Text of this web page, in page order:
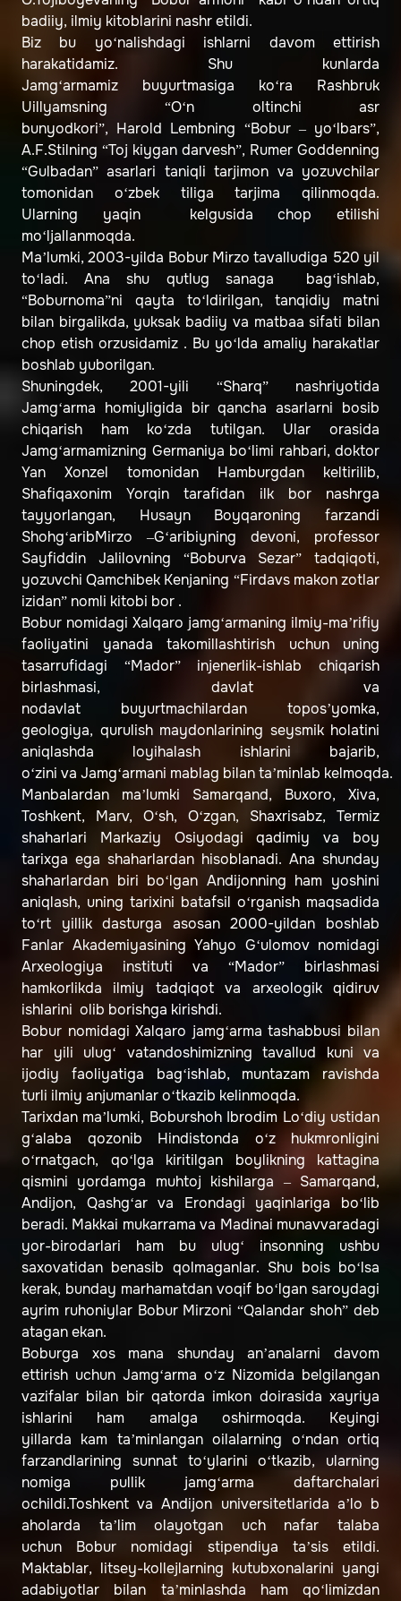
badiiy, ilmiy kitoblarini nashr etildi.
Biz bu yo‘nalishdagi ishlarni davom ettirish
harakatidamiz. Shu kunlarda
Jamg‘armamiz buyurtmasiga ko‘ra Rashbruk
Uillyamsning “O‘n oltinchi asr
bunyodkori”, Harold Lembning “Bobur – yo‘lbars”,
A.F.Stilning “Toj kiygan darvesh”, Rumer Goddenning
“Gulbadan” asarlari taniqli tarjimon va yozuvchilar
tomonidan o‘zbek tiliga tarjima qilinmoqda.
Ularning yaqin kelgusida chop etilishi
mo‘ljallanmoqda.
Ma’lumki, 2003-yilda Bobur Mirzo tavalludiga 520 yil
to‘ladi. Ana shu qutlug sanaga bag‘ishlab,
“Boburnoma”ni qayta to‘ldirilgan, tanqidiy matni
bilan birgalikda, yuksak badiiy va matbaa sifati bilan
chop etish orzusidamiz . Bu yo‘lda amaliy harakatlar
boshlab yuborilgan.
Shuningdek, 2001-yili “Sharq” nashriyotida
Jamg‘arma homiyligida bir qancha asarlarni bosib
chiqarish ham ko‘zda tutilgan. Ular orasida
Jamg‘armamizning Germaniya bo‘limi rahbari, doktor
Yan Xonzel tomonidan Hamburgdan keltirilib,
Shafiqaxonim Yorqin tarafidan ilk bor nashrga
tayyorlangan, Husayn Boyqaroning farzandi
Shohg‘aribMirzo –G‘aribiyning devoni, professor
Sayfiddin Jalilovning “Boburva Sezar” tadqiqoti,
yozuvchi Qamchibek Kenjaning “Firdavs makon zotlar
izidan” nomli kitobi bor .
Bobur nomidagi Xalqaro jamg‘armaning ilmiy-ma’rifiy
faoliyatini yanada takomillashtirish uchun uning
tasarrufidagi “Mador” injenerlik-ishlab chiqarish
birlashmasi, davlat va
nodavlat buyurtmachilardan topos’yomka,
geologiya, qurulish maydonlarining seysmik holatini
aniqlashda loyihalash ishlarini bajarib,
o‘zini va Jamg‘armani mablag bilan ta’minlab kelmoqda.
Manbalardan ma’lumki Samarqand, Buxoro, Xiva,
Toshkent, Marv, O‘sh, O‘zgan, Shaxrisabz, Termiz
shaharlari Markaziy Osiyodagi qadimiy va boy
tarixga ega shaharlardan hisoblanadi. Ana shunday
shaharlardan biri bo‘lgan Andijonning ham yoshini
aniqlash, uning tarixini batafsil o‘rganish maqsadida
to‘rt yillik dasturga asosan 2000-yildan boshlab
Fanlar Akademiyasining Yahyo G‘ulomov nomidagi
Arxeologiya instituti va “Mador” birlashmasi
hamkorlikda ilmiy tadqiqot va arxeologik qidiruv
ishlarini olib borishga kirishdi.
Bobur nomidagi Xalqaro jamg‘arma tashabbusi bilan
har yili ulug‘ vatandoshimizning tavallud kuni va
ijodiy faoliyatiga bag‘ishlab, muntazam ravishda
turli ilmiy anjumanlar o‘tkazib kelinmoqda.
Tarixdan ma’lumki, Boburshoh Ibrodim Lo‘diy ustidan
g‘alaba qozonib Hindistonda o‘z hukmronligini
o‘rnatgach, qo‘lga kiritilgan boylikning kattagina
qismini yordamga muhtoj kishilarga – Samarqand,
Andijon, Qashg‘ar va Erondagi yaqinlariga bo‘lib
beradi. Makkai mukarrama va Madinai munavvaradagi
yor-birodarlari ham bu ulug‘ insonning ushbu
saxovatidan benasib qolmaganlar. Shu bois bo‘lsa
kerak, bunday marhamatdan voqif bo‘lgan saroydagi
ayrim ruhoniylar Bobur Mirzoni “Qalandar shoh” deb
atagan ekan.
Boburga xos mana shunday an’analarni davom
ettirish uchun Jamg‘arma o‘z Nizomida belgilangan
vazifalar bilan bir qatorda imkon doirasida xayriya
ishlarini ham amalga oshirmoqda. Keyingi
yillarda kam ta’minlangan oilalarning o‘ndan ortiq
farzandlarining sunnat to‘ylarini o‘tkazib, ularning
nomiga pullik jamg‘arma daftarchalari
ochildi.Toshkent va Andijon universitetlarida a’lo b
aholarda ta’lim olayotgan uch nafar talaba
uchun Bobur nomidagi stipendiya ta’sis etildi.
Maktablar, litsey-kollejlarning kutubxonalarini yangi
adabiyotlar bilan ta’minlashda ham qo‘limizdan